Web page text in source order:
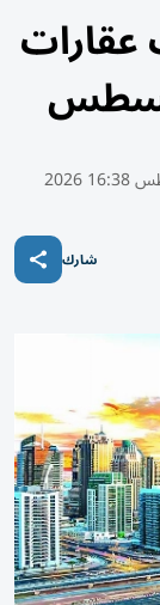
عقارات
شارك